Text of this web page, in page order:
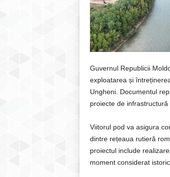
Guvernul Republicii
exploatarea și
Ungheni. Documentul
proiecte de
Viitorul pod va asigura
dintre rețeaua rutieră
proiectul include
moment considerat